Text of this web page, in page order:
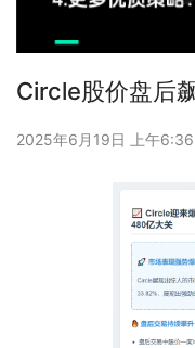
Circle股价盘后
2025年6月19日 上午6:36